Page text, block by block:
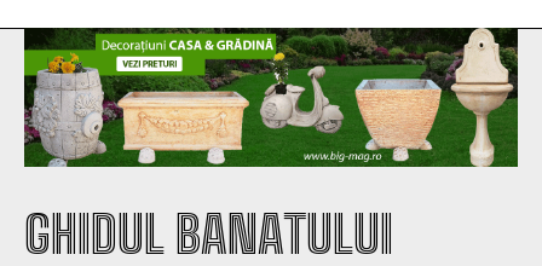
GHIDUL BANATULUI